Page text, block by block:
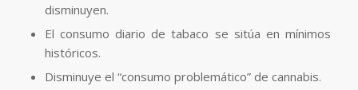
disminuyen.
El consumo diario de tabaco se sitúa en mínimos
históricos.
Disminuye el “consumo problemático” de cannabis.